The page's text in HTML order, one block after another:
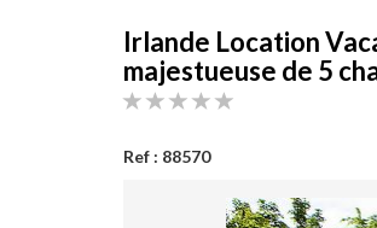
Irlande Location
majestueuse de 5
Ref : 88570